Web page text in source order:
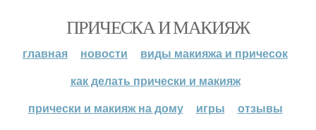
ПРИЧЕСКА И МАКИЯЖ
главная новости
виды макияжа и причесок
как делать прически и макияж
прически и макияж на дому
игры отзывы